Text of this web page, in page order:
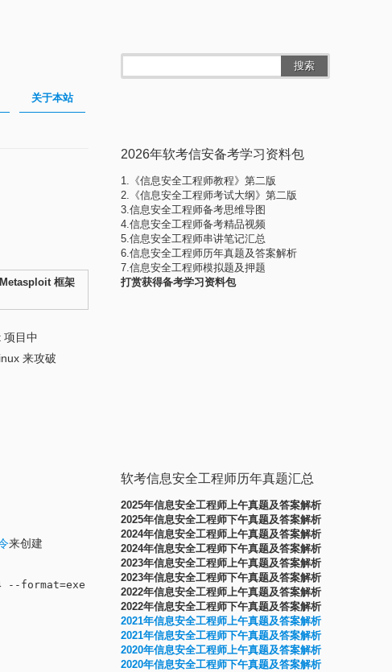
搜索
关于本站
框架
目中
来攻破
来创建
--format=exe -o /root/program.exe
2026年软考信安备考学习资料包
1.《信息安全工程师教程》第二版
2.《信息安全工程师考试大纲》第二版
3.信息安全工程师备考思维导图
4.信息安全工程师备考精品视频
5.信息安全工程师串讲笔记汇总
6.信息安全工程师历年真题及答案解析
7.信息安全工程师模拟题及押题
打赏获得备考学习资料包
软考信息安全工程师历年真题汇总
2025年信息安全工程师上午真题及答案解析
2025年信息安全工程师下午真题及答案解析
2024年信息安全工程师上午真题及答案解析
2024年信息安全工程师下午真题及答案解析
2023年信息安全工程师上午真题及答案解析
2023年信息安全工程师下午真题及答案解析
2022年信息安全工程师上午真题及答案解析
2022年信息安全工程师下午真题及答案解析
2021年信息安全工程师上午真题及答案解析
2021年信息安全工程师下午真题及答案解析
2020年信息安全工程师上午真题及答案解析
2020年信息安全工程师下午真题及答案解析